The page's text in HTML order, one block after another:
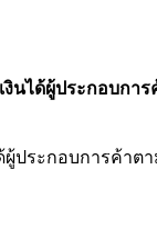
นได้ผู้ประกอบการ
ประกอบการค้า